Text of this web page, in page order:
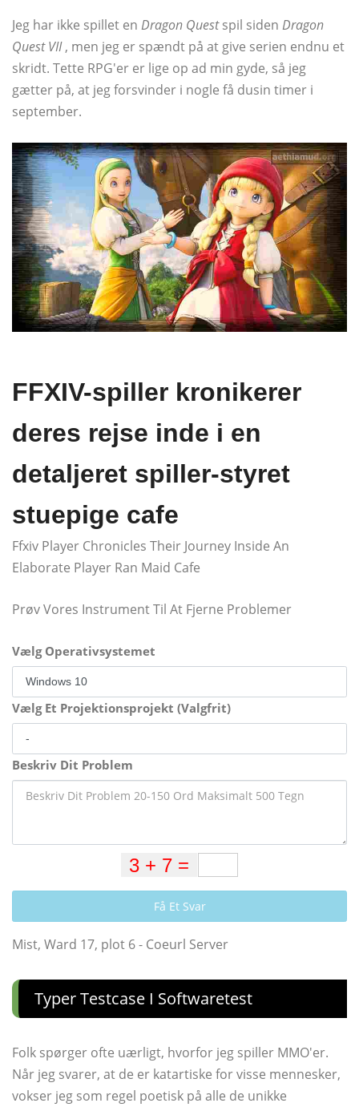
Jeg har ikke spillet en Dragon Questspil siden Dragon
Quest VII, men jeg er spændt på at give serien endnu et
skridt. Tette RPG'er er lige op ad min gyde, så jeg
gætter på, at jeg forsvinder i nogle få dusin timer i
september.
FFXIV-spiller kronikerer
deres rejse inde i en
detaljeret spiller-styret
stuepige cafe
Ffxiv Player Chronicles Their Journey Inside An
Elaborate Player Ran Maid Cafe
Prøv Vores Instrument Til At Fjerne Problemer
Vælg Operativsystemet
Vælg Et Projektionsprojekt (Valgfrit)
Beskriv Dit Problem
Få Et Svar
Mist, Ward 17, plot 6 - Coeurl Server
Typer Testcase I Softwaretest
Folk spørger ofte uærligt, hvorfor jeg spiller MMO'er.
Når jeg svarer, at de er katartiske for visse mennesker,
vokser jeg som regel poetisk på alle de unikke